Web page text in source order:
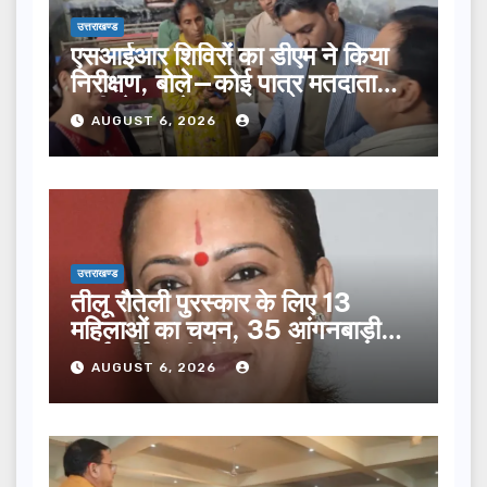
उत्तराखण्ड
एसआईआर शिविरों का डीएम ने किया
निरीक्षण, बोले—कोई पात्र मतदाता
सूची से न छूटे…
AUGUST 6, 2026
उत्तराखण्ड
तीलू रौतेली पुरस्कार के लिए 13
महिलाओं का चयन, 35 आंगनबाड़ी
कार्यकर्तियां भी होंगी सम्मानित…
AUGUST 6, 2026